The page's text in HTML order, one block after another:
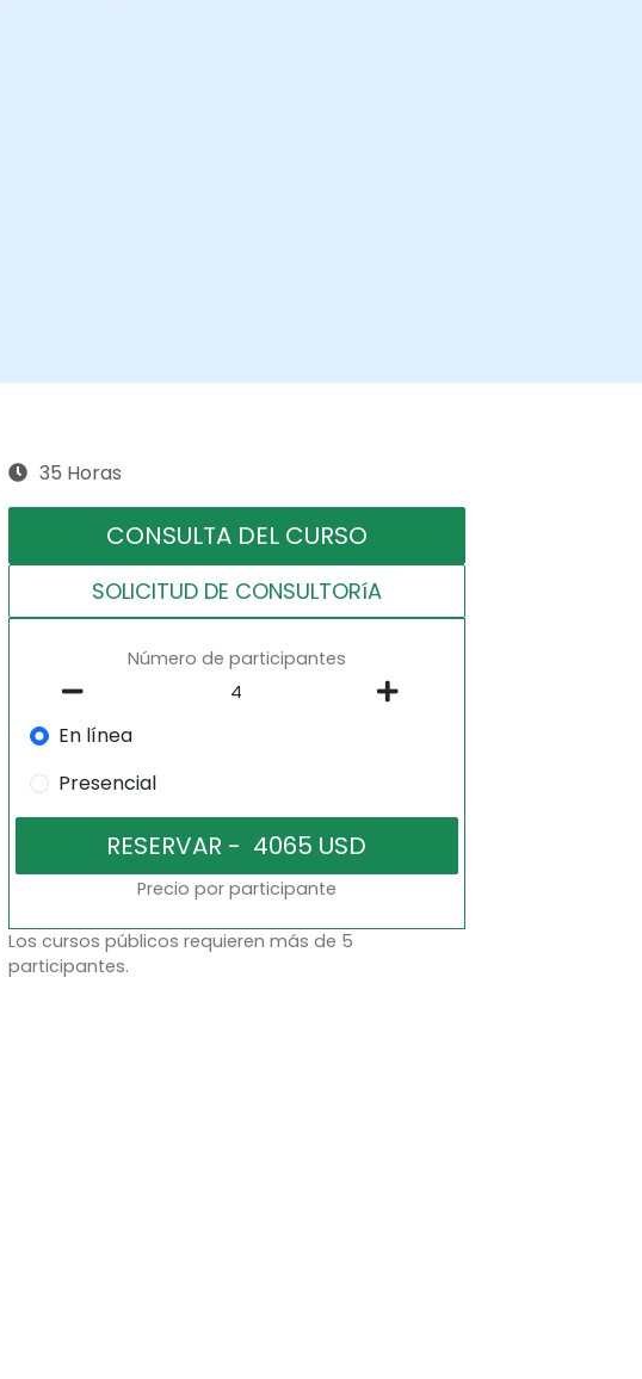
35 Horas
CONSULTA DEL CURSO
SOLICITUD DE CONSULTORíA
Número de participantes
En línea
Presencial
Precio por participante
Los cursos públicos requieren más de 5
participantes.